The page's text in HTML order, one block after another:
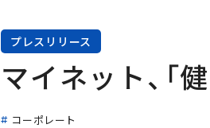
プレスリリース
マイネット、「
コーポレート